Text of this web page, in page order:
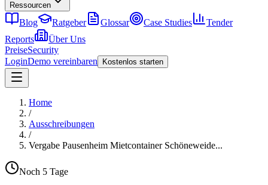
Ressourcen
Blog Ratgeber Glossar Case Studies
Tender
Reports
Über Uns
PreiseSecurity
LoginDemo vereinbaren Kostenlos starten
Home
/
Ausschreibungen
/
Vergabe Pausenheim Mietcontainer Schöneweide...
Noch 5 Tage